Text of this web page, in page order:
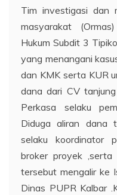
Tim investigasi dan
masyarakat
Hukum Subdit 3
yang menangani
dan KMK serta KUR
dana dari CV
Perkasa selaku
Diduga aliran dana
selaku koordinator
broker proyek
tersebut mengalir ke
Dinas PUPR Kalbar